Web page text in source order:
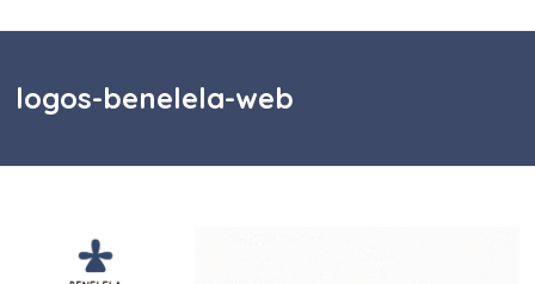
logos-benelela-web